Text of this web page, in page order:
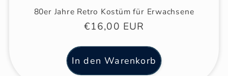
80er Jahre Retro Kostüm für Erwachsene
Normaler
€16,00 EUR
In den Warenkorb